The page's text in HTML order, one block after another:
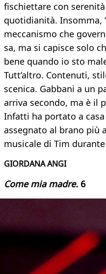
fischiettare con
quotidianità. Insomma,
meccanismo che
sa, ma si capisce solo
bene quando io sto
Tutt’altro. Contenuti,
scenica. Gabbani a un
arriva secondo, ma è il
Infatti ha portato a
assegnato al brano più
musicale di Tim
GIORDANA ANGI
Come mia madre. 6